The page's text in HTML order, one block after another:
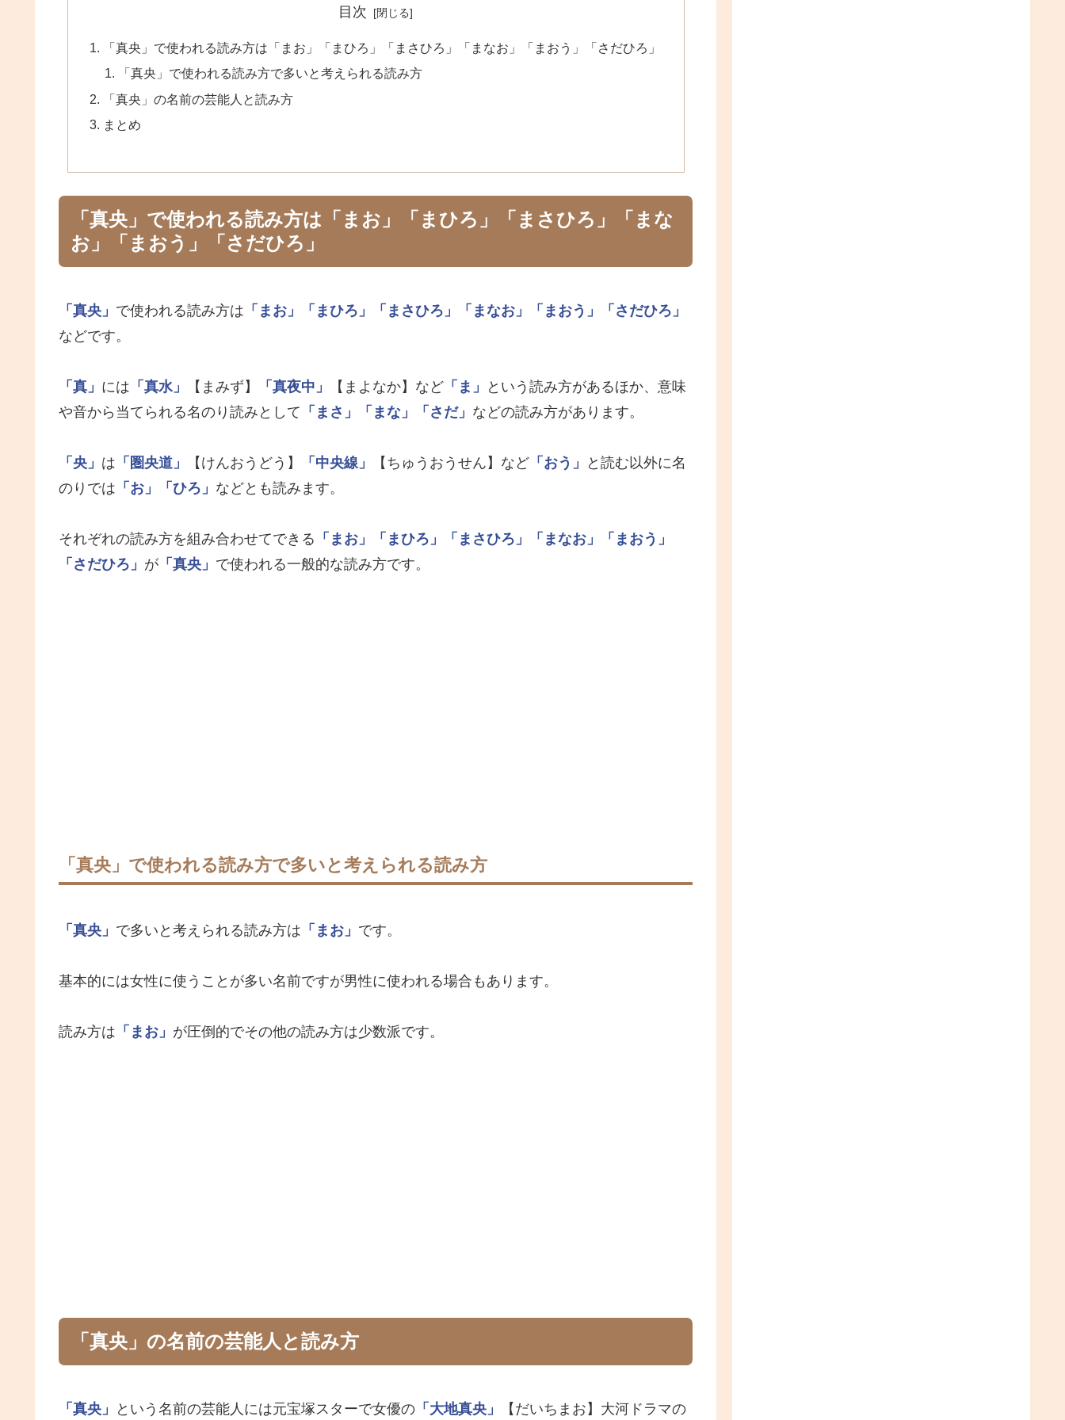
目次
「真央」で使われる読み方は「まお」「まひろ」「まさひろ」「まなお」「まおう」「さだひろ」
「真央」で使われる読み方で多いと考えられる読み方
「真央」の名前の芸能人と読み方
まとめ
「真央」で使われる読み方は「まお」「まひろ」「まさひろ」「まな
お」「まおう」「さだひろ」
「真央」 で使われる読み方は 「まお」 「まひろ」 「まさひろ」 「まなお」 「まおう」
「さだひろ」
などです。
「真」 には 「真水」 【まみず】 「真夜中」 【まよなか】など 「ま」
という読み方があるほか、意味
や音から当てられる名のり読みとして 「まさ」 「まな」 「さだ」 などの読み方があります。
「央」 は 「圏央道」 【けんおうどう】 「中央線」 【ちゅうおうせん】など 「おう」
と読む以外に名
のりでは 「お」 「ひろ」 などとも読みます。
それぞれの読み方を組み合わせてできる 「まお」 「まひろ」 「まさひろ」 「まなお」
「まおう」
「さだひろ」 が 「真央」 で使われる一般的な読み方です。
「真央」で使われる読み方で多いと考えられる読み方
「真央」 で多いと考えられる読み方は 「まお」 です。
基本的には女性に使うことが多い名前ですが男性に使われる場合もあります。
読み方は 「まお」 が圧倒的でその他の読み方は少数派です。
「真央」の名前の芸能人と読み方
「真央」 という名前の芸能人には元宝塚スターで女優の 「大地真央」 【だいちまお】大河ドラマの